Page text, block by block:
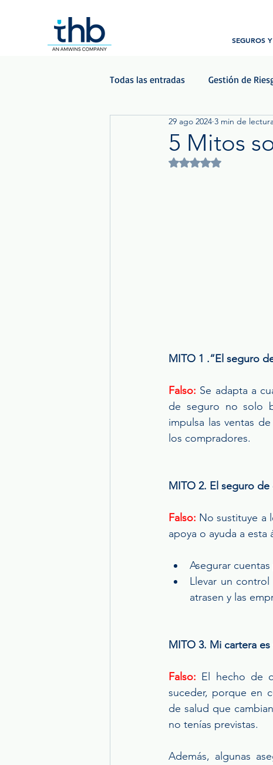
SEGUROS
Todas las entradas Gestión de
Beneficios para empleados
5 Mitos
29 ago 2024 3 min de
Obtuvo NaN de 5
MITO 1 .“El seguro
Falso: Se adapta a
de seguro no solo
impulsa las ventas
los compradores.
MITO 2. El seguro
Falso: No sustituye a
apoya o ayuda a
Asegurar
Llevar un
atrasen y las
MITO 3. Mi cartera
Falso: El hecho de
suceder, porque en
de salud que
no tenías previstas.
Además, algunas